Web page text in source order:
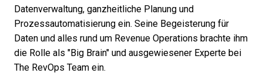
Datenverwaltung, ganzheitliche Planung und
Prozessautomatisierung ein. Seine Begeisterung für
Daten und alles rund um Revenue Operations brachte ihm
die Rolle als "Big Brain" und ausgewiesener Experte bei
The RevOps Team ein.